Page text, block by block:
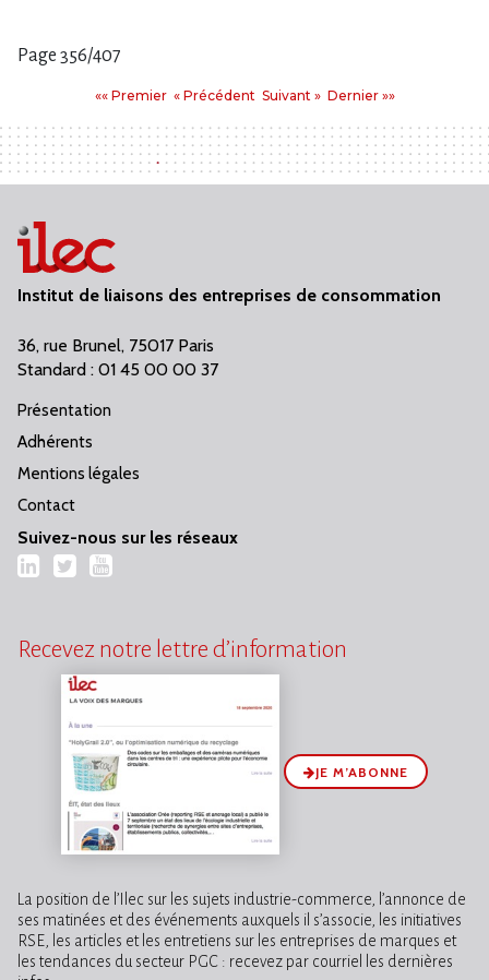
Page 356/407
«« PremierPremier
« PrécédentPrécédent
Suivant
Suivant » Dernier
Dernier »»
Institut de liaisons des entreprises de consommation
36, rue Brunel, 75017 Paris
Standard : 01 45 00 00 37
Présentation
Adhérents
Mentions légales
Contact
Suivez-nous sur les réseaux
LinkedIn
TwitterYouTube
Recevez notre lettre d’information
JE M’ABONNE
La position de l’Ilec sur les sujets industrie-commerce, l’annonce de
ses matinées et des événements auxquels il s’associe, les initiatives
RSE, les articles et les entretiens sur les entreprises de marques et
les tendances du secteur PGC : recevez par courriel les dernières